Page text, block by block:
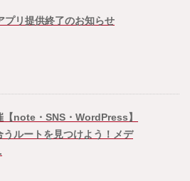
プリ提供終了のお知らせ
【note・SNS・WordPress】
うルートを見つけよう！メデ